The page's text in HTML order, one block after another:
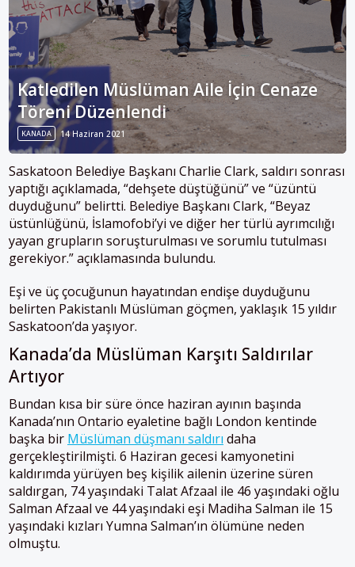
Katledilen Müslüman Aile İçin Cenaze
Töreni Düzenlendi
KANADA 14 Haziran 2021
Saskatoon Belediye Başkanı Charlie Clark, saldırı sonrası
yaptığı açıklamada, “dehşete düştüğünü” ve “üzüntü
duyduğunu” belirtti. Belediye Başkanı Clark, “Beyaz
üstünlüğünü, İslamofobi’yi ve diğer her türlü ayrımcılığı
yayan grupların soruşturulması ve sorumlu tutulması
gerekiyor.” açıklamasında bulundu.
Eşi ve üç çocuğunun hayatından endişe duyduğunu
belirten Pakistanlı Müslüman göçmen, yaklaşık 15 yıldır
Saskatoon’da yaşıyor.
Kanada’da Müslüman Karşıtı Saldırılar
Artıyor
Bundan kısa bir süre önce haziran ayının başında
Kanada’nın Ontario eyaletine bağlı London kentinde
başka bir Müslüman düşmanı saldırı daha
gerçekleştirilmişti. 6 Haziran gecesi kamyonetini
kaldırımda yürüyen beş kişilik ailenin üzerine süren
saldırgan, 74 yaşındaki Talat Afzaal ile 46 yaşındaki oğlu
Salman Afzaal ve 44 yaşındaki eşi Madiha Salman ile 15
yaşındaki kızları Yumna Salman’ın ölümüne neden
olmuştu.